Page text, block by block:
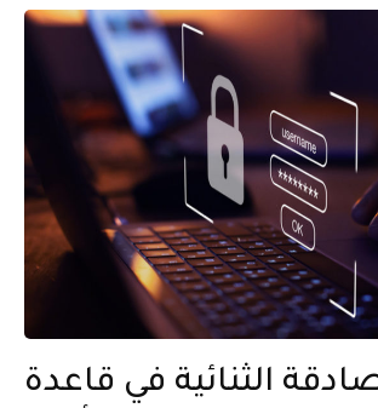
الثنائية في قاعدة